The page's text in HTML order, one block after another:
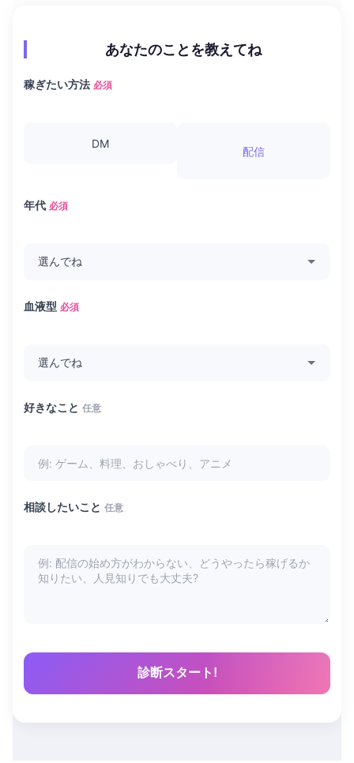
あなたのことを教えてね
稼ぎたい方法 必須
DM
配信
年代 必須
血液型 必須
好きなこと 任意
相談したいこと 任意
診断スタート!